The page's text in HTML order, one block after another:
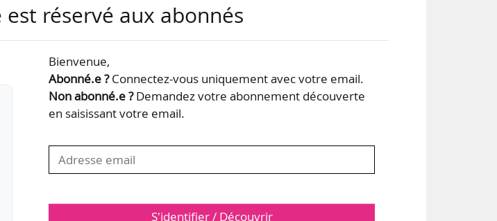
spectacles « Georges sauve le
Monfort Théâtre, ParisTech et
est réservé aux abonnés
Bienvenue,
Abonné.e ?Connectez-vous uniquement avec votre email.
Non abonné.e ?Demandez votre abonnement découverte
en saisissant votre email.
S'identifier / Découvrir